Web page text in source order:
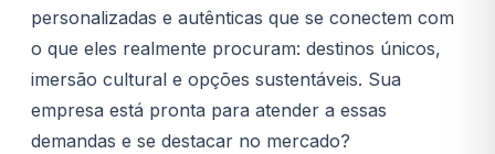
personalizadas e autênticas que se conectem com
o que eles realmente procuram: destinos únicos,
imersão cultural e opções sustentáveis. Sua
empresa está pronta para atender a essas
demandas e se destacar no mercado?